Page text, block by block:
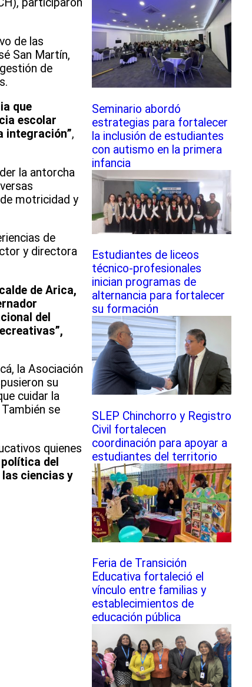
participaron
de las
San Martín,
de
que
escolar
integración”,
la antorcha
motricidad y
de
y directora
de Arica,
del
”,
la Asociación
su
cuidar la
se
quienes
del
ciencias y
Seminario abordó
estrategias para fortalecer
la inclusión de estudiantes
con autismo en la primera
infancia
Estudiantes de liceos
técnico-profesionales
inician programas de
alternancia para fortalecer
su formación
SLEP Chinchorro y Registro
Civil fortalecen
coordinación para apoyar a
estudiantes del territorio
Feria de Transición
Educativa fortaleció el
vínculo entre familias y
establecimientos de
educación pública